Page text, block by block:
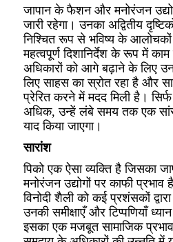
जापान के फैशन और मनोरंजन
जारी रहेगा। उनका अद्वितीय
निश्चित रूप से भविष्य के
महत्वपूर्ण दिशानिर्देश के रूप में
अधिकारों को आगे बढ़ाने के लिए
लिए साहस का स्रोत रहा है और
प्रेरित करने में मदद मिली है।
अधिक, उन्हें लंबे समय तक एक
याद किया जाएगा।
सारांश
पिको एक ऐसा व्यक्ति है जिसका
मनोरंजन उद्योगों पर काफी
विनोदी शैली को कई प्रशंसकों
उनकी समीक्षाएँ और टिप्पणियाँ
इसका एक मजबूत सामाजिक